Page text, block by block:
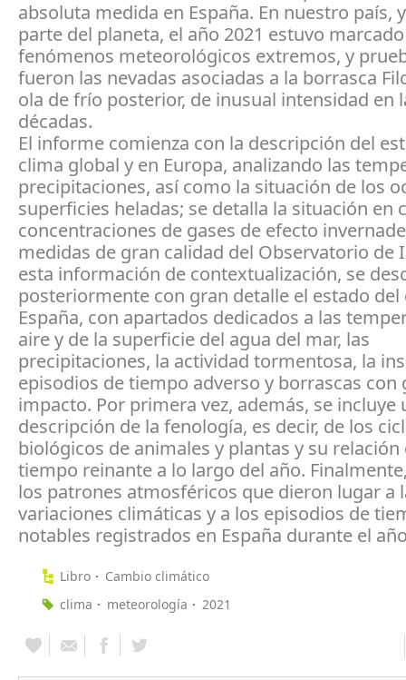
absoluta medida en España. En nuestro país,
parte del planeta, el año 2021 estuvo
fenómenos meteorológicos extremos, y
fueron las nevadas asociadas a la borrasca
ola de frío posterior, de inusual intensidad en
décadas.
El informe comienza con la descripción del
clima global y en Europa, analizando las
precipitaciones, así como la situación de los
superficies heladas; se detalla la situación en
concentraciones de gases de efecto
medidas de gran calidad del Observatorio de
esta información de contextualización, se
posteriormente con gran detalle el estado del
España, con apartados dedicados a las
aire y de la superficie del agua del mar, las
precipitaciones, la actividad tormentosa, la
episodios de tiempo adverso y borrascas con
impacto. Por primera vez, además, se incluye
descripción de la fenología, es decir, de los
biológicos de animales y plantas y su relación
tiempo reinante a lo largo del año.
los patrones atmosféricos que dieron lugar a
variaciones climáticas y a los episodios de
notables registrados en España durante el
Libro
Cambio climático
clima
meteorología 2021